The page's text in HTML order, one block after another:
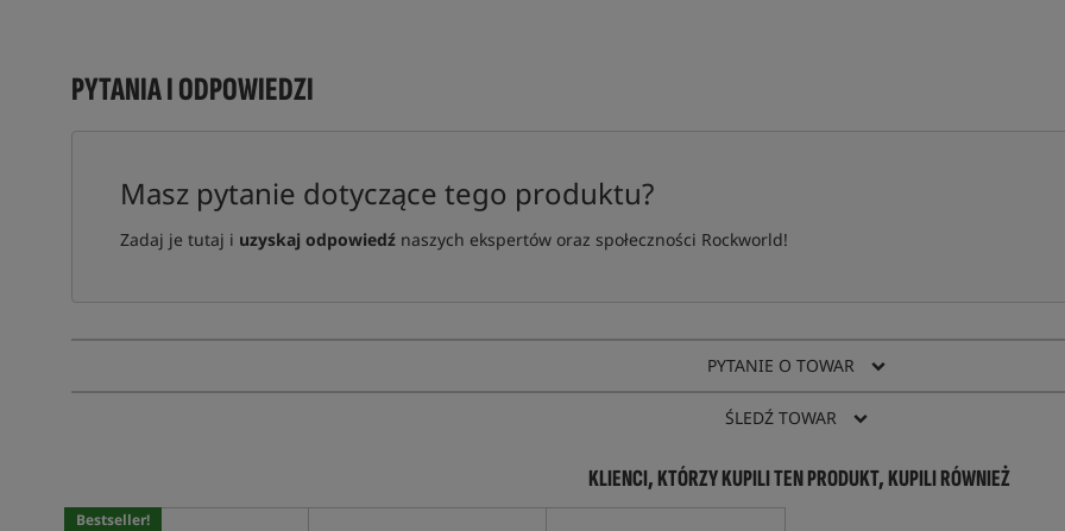
PYTANIA I ODPOWIEDZI
Masz pytanie dotyczące tego produktu?
Zadaj je tutaj i uzyskaj odpowiedźnaszych ekspertów oraz społeczności Rockworld!
PYTANIE O TOWAR
ŚLEDŹ TOWAR
KLIENCI, KTÓRZY KUPILI TEN PRODUKT, KUPILI RÓWNIEŻ
Bestseller!